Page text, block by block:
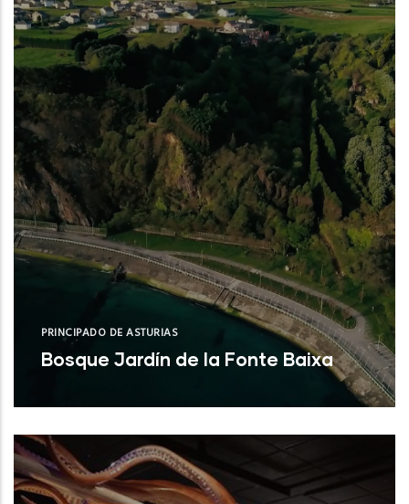
PRINCIPADO DE ASTURIAS
Bosque Jardín de la Fonte Baixa
Valdés (Asturias)